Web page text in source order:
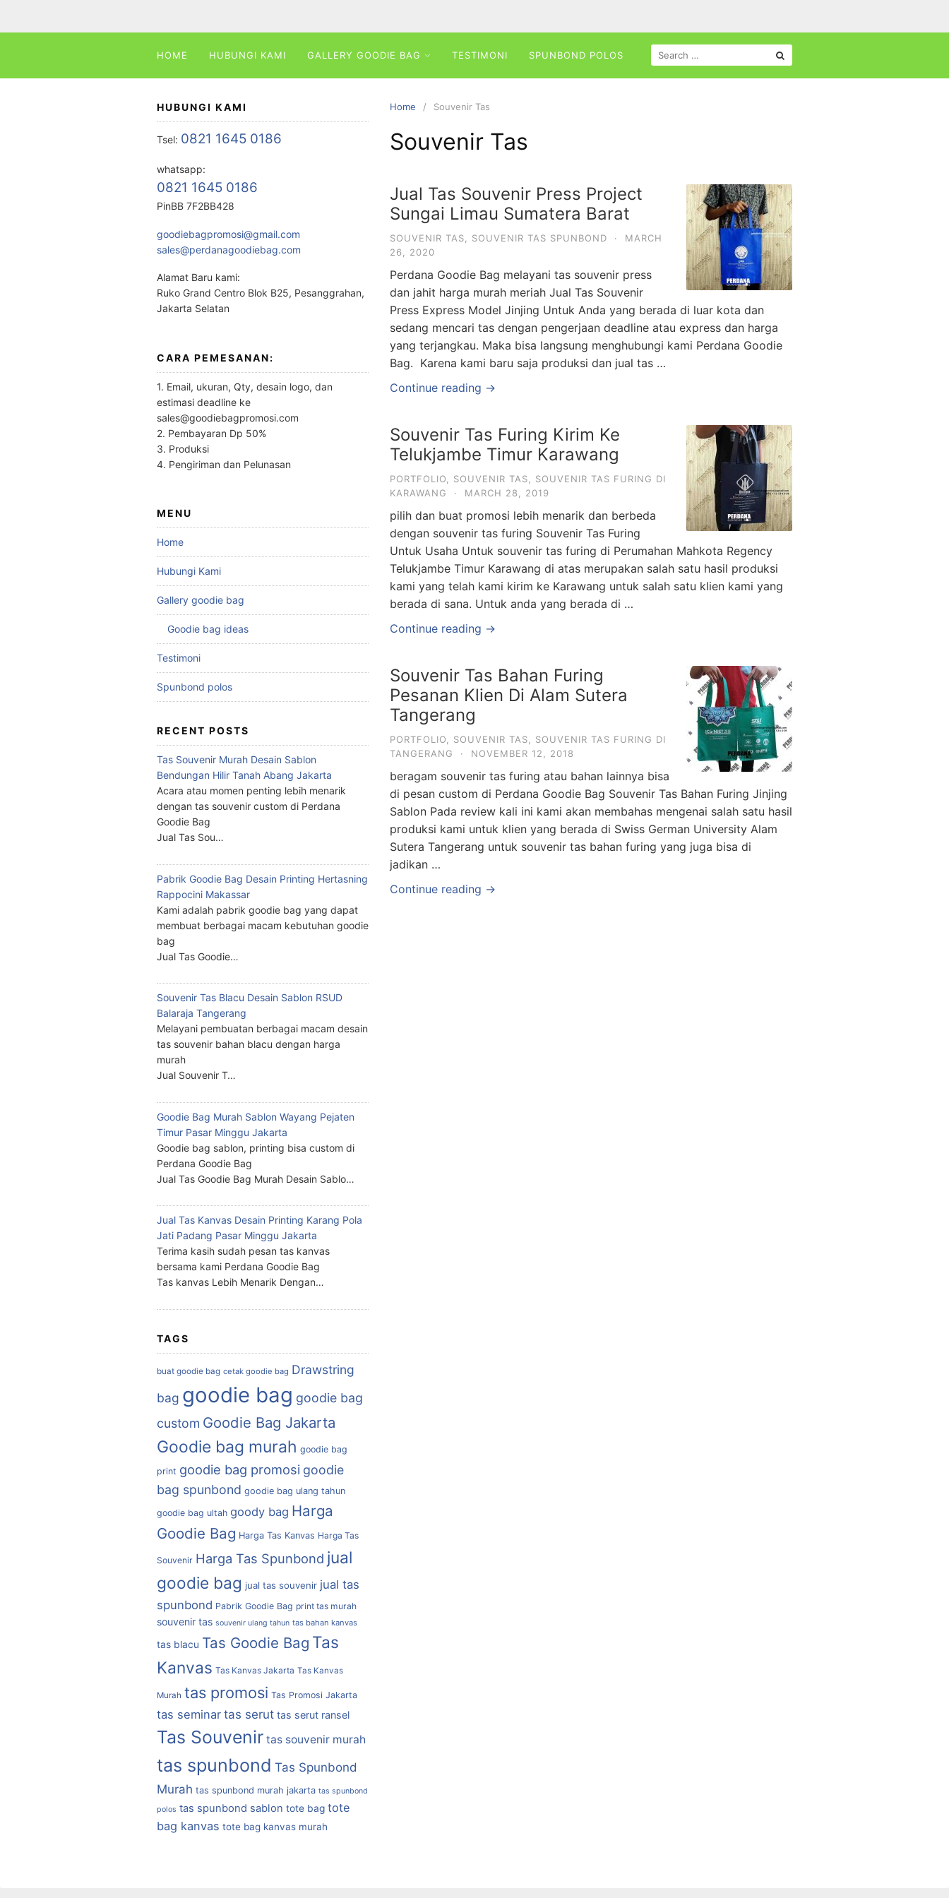
HOME HUBUNGI KAMI GALLERY GOODIE BAG TESTIMONI SPUNBOND POLOS
SEARCH
FOR:
Home Souvenir Tas
Souvenir Tas
Jual Tas Souvenir Press Project
Sungai Limau Sumatera Barat
SOUVENIR TAS SOUVENIR TAS SPUNBOND ·
MARCH
26, 2020
Perdana Goodie Bag melayani tas souvenir press
dan jahit harga murah meriah Jual Tas Souvenir
Press Express Model Jinjing Untuk Anda yang berada di luar kota dan
sedang mencari tas dengan pengerjaan deadline atau express dan harga
yang terjangkau. Maka bisa langsung menghubungi kami Perdana Goodie
Bag. Karena kami baru saja produksi dan jual tas …
Continue reading →
Souvenir Tas Furing Kirim Ke
Telukjambe Timur Karawang
PORTFOLIO SOUVENIR TAS
SOUVENIR TAS FURING DI
KARAWANG
· MARCH 28, 2019
pilih dan buat promosi lebih menarik dan berbeda
dengan souvenir tas furing Souvenir Tas Furing
Untuk Usaha Untuk souvenir tas furing di Perumahan Mahkota Regency
Telukjambe Timur Karawang di atas merupakan salah satu hasil produksi
kami yang telah kami kirim ke Karawang untuk salah satu klien kami yang
berada di sana. Untuk anda yang berada di …
Continue reading →
Souvenir Tas Bahan Furing
Pesanan Klien Di Alam Sutera
Tangerang
PORTFOLIO SOUVENIR TAS
SOUVENIR TAS FURING DI
TANGERANG
· NOVEMBER 12, 2018
beragam souvenir tas furing atau bahan lainnya bisa
di pesan custom di Perdana Goodie Bag Souvenir Tas Bahan Furing Jinjing
Sablon Pada review kali ini kami akan membahas mengenai salah satu hasil
produksi kami untuk klien yang berada di Swiss German University Alam
Sutera Tangerang untuk souvenir tas bahan furing yang juga bisa di
jadikan …
Continue reading →
HUBUNGI KAMI
Tsel: 0821 1645 0186
whatsapp:
0821 1645 0186
PinBB 7F2BB428
goodiebagpromosi@gmail.com
sales@perdanagoodiebag.com
Alamat Baru kami:
Ruko Grand Centro Blok B25, Pesanggrahan,
Jakarta Selatan
CARA PEMESANAN:
1. Email, ukuran, Qty, desain logo, dan
estimasi deadline ke
sales@goodiebagpromosi.com
2. Pembayaran Dp 50%
3. Produksi
4. Pengiriman dan Pelunasan
MENU
Home
Hubungi Kami
Gallery goodie bag
Goodie bag ideas
Testimoni
Spunbond polos
RECENT POSTS
Tas Souvenir Murah Desain Sablon
Bendungan Hilir Tanah Abang Jakarta
Acara atau momen penting lebih menarik
dengan tas souvenir custom di Perdana
Goodie Bag
Jual Tas Sou…
Pabrik Goodie Bag Desain Printing Hertasning
Rappocini Makassar
Kami adalah pabrik goodie bag yang dapat
membuat berbagai macam kebutuhan goodie
bag
Jual Tas Goodie…
Souvenir Tas Blacu Desain Sablon RSUD
Balaraja Tangerang
Melayani pembuatan berbagai macam desain
tas souvenir bahan blacu dengan harga
murah
Jual Souvenir T…
Goodie Bag Murah Sablon Wayang Pejaten
Timur Pasar Minggu Jakarta
Goodie bag sablon, printing bisa custom di
Perdana Goodie Bag
Jual Tas Goodie Bag Murah Desain Sablo…
Jual Tas Kanvas Desain Printing Karang Pola
Jati Padang Pasar Minggu Jakarta
Terima kasih sudah pesan tas kanvas
bersama kami Perdana Goodie Bag
Tas kanvas Lebih Menarik Dengan…
TAGS
buat goodie bag cetak goodie bag Drawstring
bag goodie bag goodie bag
custom Goodie Bag Jakarta
Goodie bag murah goodie bag
print goodie bag promosi goodie
bag spunbond goodie bag ulang tahun
goodie bag ultah goody bag Harga
Goodie Bag Harga Tas Kanvas Harga Tas
Souvenir Harga Tas Spunbond jual
goodie bag jual tas souvenir jual tas
spunbond Pabrik Goodie Bag print tas murah
souvenir tas souvenir ulang tahun tas bahan kanvas
tas blacu Tas Goodie Bag Tas
Kanvas Tas Kanvas Jakarta Tas Kanvas
Murah tas promosi Tas Promosi Jakarta
tas seminar tas serut tas serut ransel
Tas Souvenir tas souvenir murah
tas spunbond Tas Spunbond
Murah tas spunbond murah jakarta tas spunbond
polos tas spunbond sablon tote bag tote
bag kanvas tote bag kanvas murah